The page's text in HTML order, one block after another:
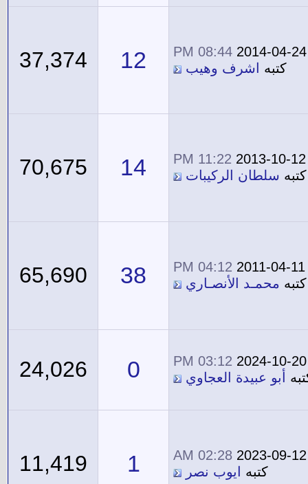
2014-04-24
08:44 PM
كتبه
اشرف وهيب 12
37,374
2013-10-12
11:22 PM
كتبه سلطان الركيبات 14
70,675
2011-04-11
04:12 PM
كتبه محمـد الأنصـاري 38
65,690
2024-10-20
03:12 PM
أبو عبيدة العجاوي 0
24,026
2023-09-12
02:28 AM
كتبه
ايوب نصر 1
11,419